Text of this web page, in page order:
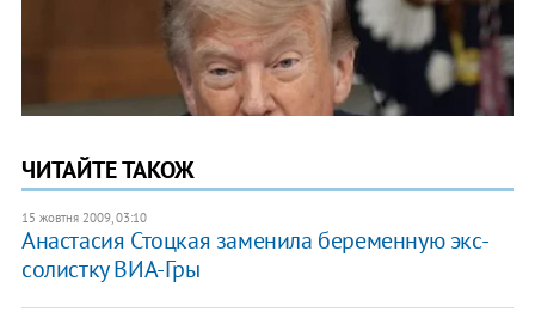
ЧИТАЙТЕ ТАКОЖ
15 жовтня 2009, 03:10
Анастасия Стоцкая заменила беременную экс-
солистку ВИА-Гры